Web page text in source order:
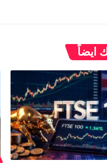
ايضاً